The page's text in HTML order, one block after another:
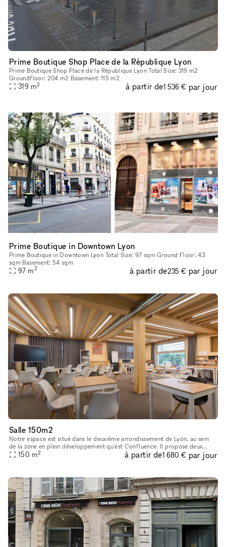
Prime Boutique Shop Place de la République Lyon
Prime Boutique Shop Place de la République Lyon Total Size: 319 m2
Groundfloor: 204 m2 Basement: 115 m2
319 m2 à partir de1 536 € par jour
Prime Boutique in Downtown Lyon
Prime Boutique in Downtown Lyon Total Size: 97 sqm Ground Floor: 43
sqm Basement: 54 sqm
97 m2 à partir de235 € par jour
Salle 150m2
Notre espace est situé dans le deuxième arrondissement de Lyon, au sein
de la zone en plein développement qu'est Confluence. Il propose deux
services différents installés au coeur d'un bâtiment éco-
150 m2 à partir de1 680 € par jour